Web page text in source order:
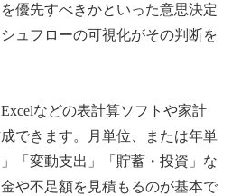
優先すべきかといった意思決定
ュフローの可視化がその判断を
などの表計算ソフトや家計
できます。月単位、または年単
「変動支出」「貯蓄・投資」な
や不足額を見積もるのが基本で